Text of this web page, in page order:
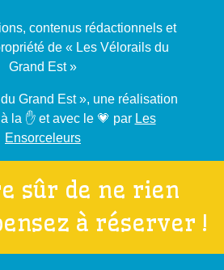
contenus rédactionnels et
de « Les Vélorails du
Grand Est »
Grand Est », une réalisation
la ✋ et avec le 💗 par Les
Ensorceleurs
sûr de ne rien
à réserver !